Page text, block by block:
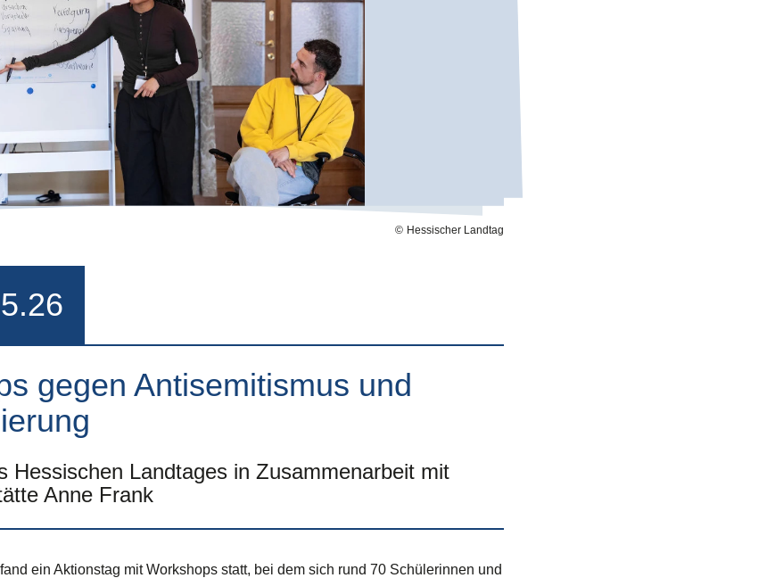
Hessischer Landtag
gegen Antisemitismus und
Hessischen Landtages in Zusammenarbeit mit
Anne Frank
ein Aktionstag mit Workshops statt, bei dem sich rund 70 Schülerinnen und